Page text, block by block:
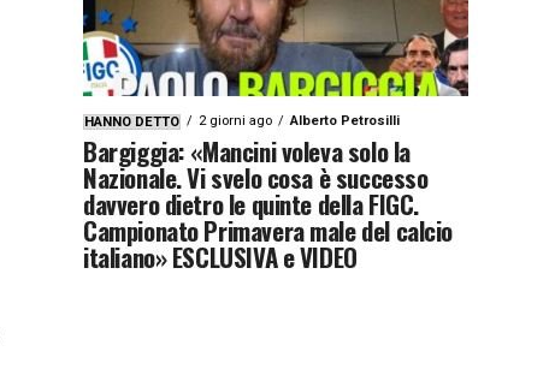
HANNO DETTO 2 giorni ago Alberto Petrosilli
Bargiggia: «Mancini voleva solo la
Nazionale. Vi svelo cosa è successo
davvero dietro le quinte della FIGC.
Campionato Primavera male del calcio
italiano» ESCLUSIVA e VIDEO